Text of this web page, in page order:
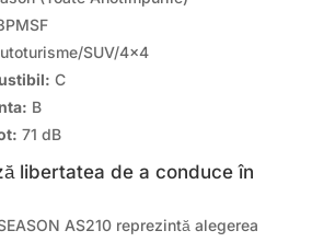
SUV/4×4
C
B
71 dB
libertatea de a conduce în
AS210 reprezintă alegerea